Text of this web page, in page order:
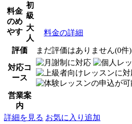
料金
のめ
やす
初
級
大
人
料金の詳細
評価 まだ評価はありません(0件)
対応コ
ース
営業案
内
詳細を見る お気に入り追加